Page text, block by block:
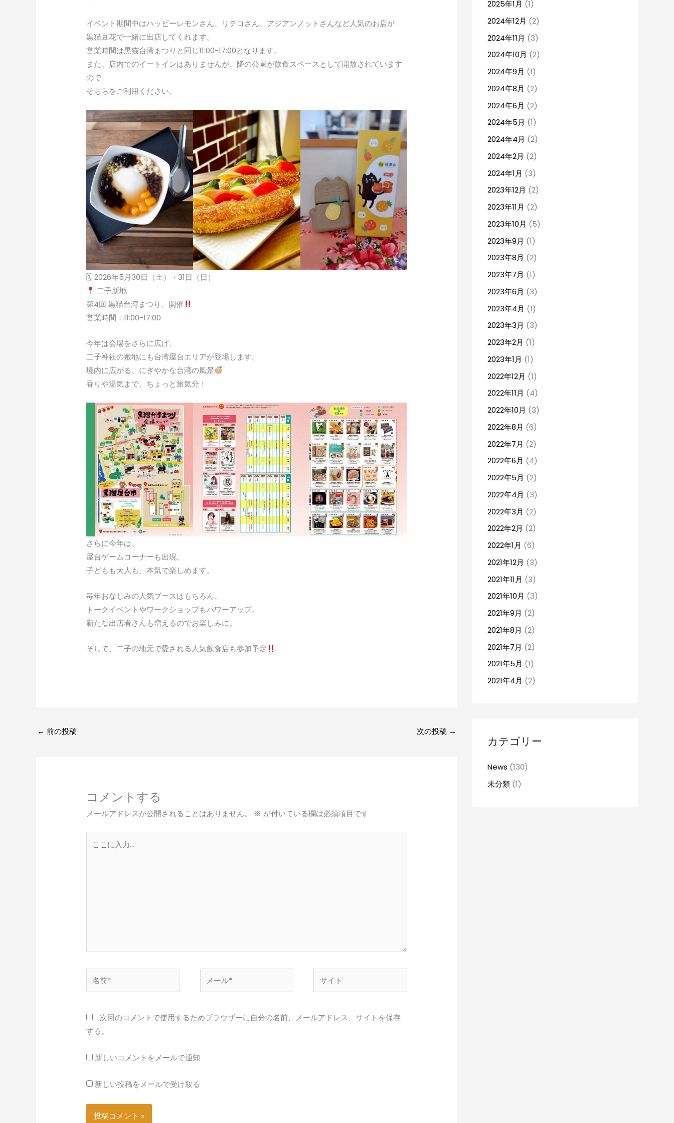
イベント期間中はハッピーレモンさん、リテコさん、アジアンノットさんなど人気のお店が
黒猫豆花で一緒に出店してくれます。
営業時間は黒猫台湾まつりと同じ11:00-17:00となります。
また、店内でのイートインはありませんが、隣の公園が飲食スペースとして開放されています
ので
そちらをご利用ください。
🗓 2026年5月30日（土）・31日（日）
二子新地
第4回 黒猫台湾まつり、開催
営業時間：11:00-17:00
今年は会場をさらに広げ、
二子神社の敷地にも台湾屋台エリアが登場します。
境内に広がる、にぎやかな台湾の風景
香りや湯気まで、ちょっと旅気分！
さらに今年は、
屋台ゲームコーナーも出現。
子どもも大人も、本気で楽しめます。
毎年おなじみの人気ブースはもちろん、
トークイベントやワークショップもパワーアップ。
新たな出店者さんも増えるのでお楽しみに。
そして、二子の地元で愛される人気飲食店も参加予定
← 前の投稿 次の投稿 →
コメントする
メールアドレスが公開されることはありません。 ※ が付いている欄は必須項目です
*
次回のコメントで使用するためブラウザーに自分の名前、メールアドレス、サイトを保存
する。
新しいコメントをメールで通知
新しい投稿をメールで受け取る
2025年1月 (1)
2024年12月 (2)
2024年11月 (3)
2024年10月 (2)
2024年9月 (1)
2024年8月 (2)
2024年6月 (2)
2024年5月 (1)
2024年4月 (2)
2024年2月 (2)
2024年1月 (3)
2023年12月 (2)
2023年11月 (2)
2023年10月 (5)
2023年9月 (1)
2023年8月 (2)
2023年7月 (1)
2023年6月 (3)
2023年4月 (1)
2023年3月 (3)
2023年2月 (1)
2023年1月 (1)
2022年12月 (1)
2022年11月 (4)
2022年10月 (3)
2022年8月 (6)
2022年7月 (2)
2022年6月 (4)
2022年5月 (2)
2022年4月 (3)
2022年3月 (2)
2022年2月 (2)
2022年1月 (6)
2021年12月 (3)
2021年11月 (3)
2021年10月 (3)
2021年9月 (2)
2021年8月 (2)
2021年7月 (2)
2021年5月 (1)
2021年4月 (2)
カテゴリー
News (130)
未分類 (1)